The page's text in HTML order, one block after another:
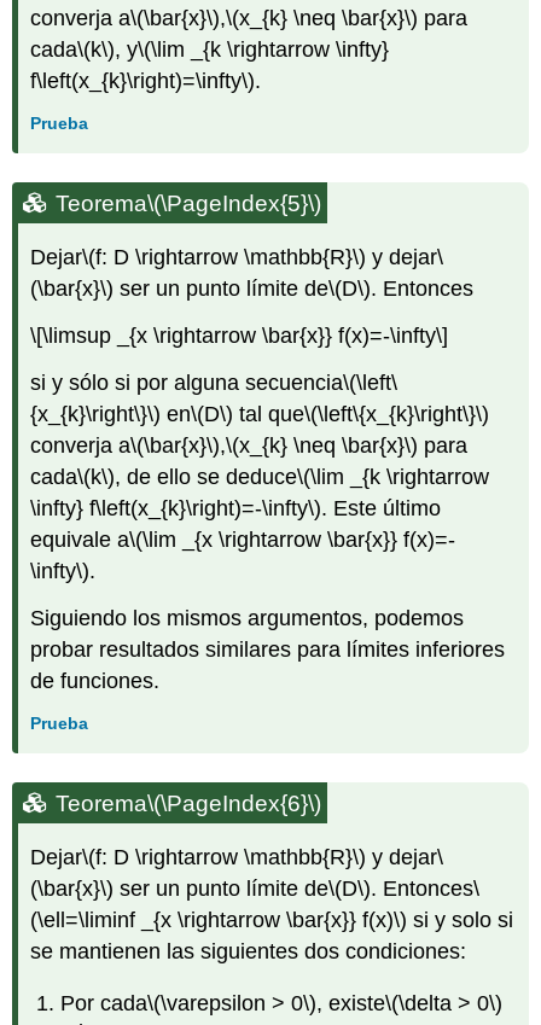
converja a\(\bar{x}\),\(x_{k} \neq \bar{x}\) para
cada\(k\), y\(\lim _{k \rightarrow \infty}
f\left(x_{k}\right)=\infty\).
Prueba
Teorema\(\PageIndex{5}\)
Dejar\(f: D \rightarrow \mathbb{R}\) y dejar\
(\bar{x}\) ser un punto límite de\(D\). Entonces
\[\limsup _{x \rightarrow \bar{x}} f(x)=-\infty\]
si y sólo si por alguna secuencia\(\left\
{x_{k}\right\}\) en\(D\) tal que\(\left\{x_{k}\right\}\)
converja a\(\bar{x}\),\(x_{k} \neq \bar{x}\) para
cada\(k\), de ello se deduce\(\lim _{k \rightarrow
\infty} f\left(x_{k}\right)=-\infty\). Este último
equivale a\(\lim _{x \rightarrow \bar{x}} f(x)=-
\infty\).
Siguiendo los mismos argumentos, podemos
probar resultados similares para límites inferiores
de funciones.
Prueba
Teorema\(\PageIndex{6}\)
Dejar\(f: D \rightarrow \mathbb{R}\) y dejar\
(\bar{x}\) ser un punto límite de\(D\). Entonces\
(\ell=\liminf _{x \rightarrow \bar{x}} f(x)\) si y solo si
se mantienen las siguientes dos condiciones:
Por cada\(\varepsilon > 0\), existe\(\delta > 0\)